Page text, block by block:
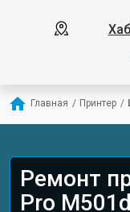
Главная / Принтер /
Ремонт
Pro